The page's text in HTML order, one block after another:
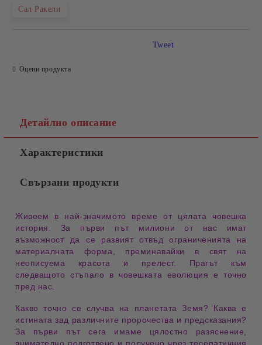
Сал Ракели
Оцени продукта
Tweet
Детайлно описание
Характеристики
Свързани продукти
Живеем в най-значимото време от цялата човешка
история
. За първи път милиони от нас имат
възможност да се развият отвъд ограниченията
на
материалната форма, преминавайки в свят на
неописуема красота
и прелест. Прагът към
следващото стъпало в човешката еволюция е точно
пред нас.
Какво точно се случва на планетата Земя? Каква е
истината зад различните пророчества и предсказания?
За първи път сега имаме цялостно разяснение